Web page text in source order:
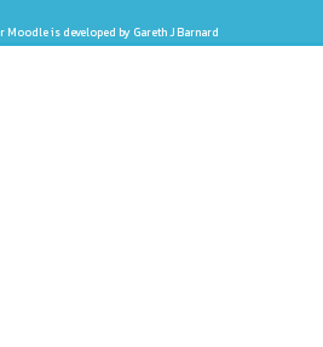
Moodle is developed by Gareth J Barnard